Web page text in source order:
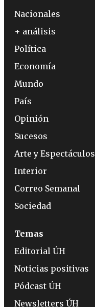
Nacionales
+ análisis
Política
Economía
Mundo
País
Opinión
Sucesos
Arte y Espectáculos
Interior
Correo Semanal
Sociedad
Temas
Editorial ÚH
Noticias positivas
Pódcast ÚH
Newsletters ÚH